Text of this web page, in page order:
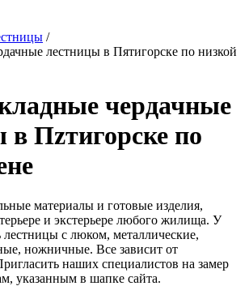
/
лестницы в Пятигорске по низкой
чердачные
в Пzтигорске по
материалы и готовые изделия,
и экстерьере любого жилища. У
с люком, металлические,
ножничные. Все зависит от
наших специалистов на замер
указанным в шапке сайта.